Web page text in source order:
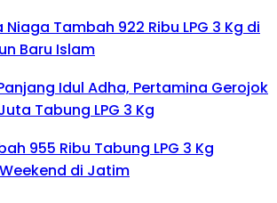
Tambah 922 Ribu LPG 3 Kg di
Baru Islam
Idul Adha, Pertamina Gerojok
Tabung LPG 3 Kg
955 Ribu Tabung LPG 3 Kg
di Jatim